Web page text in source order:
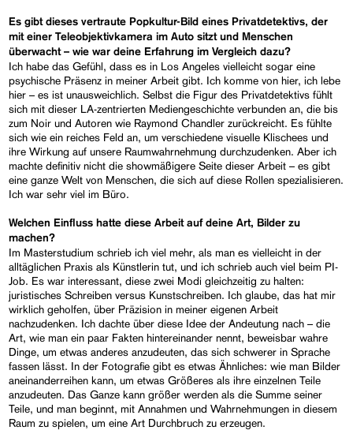
Es gibt dieses vertraute Popkultur-Bild eines Privatdetektivs, der
mit einer Teleobjektivkamera im Auto sitzt und Menschen
überwacht – wie war deine Erfahrung im Vergleich dazu?
Ich habe das Gefühl, dass es in Los Angeles vielleicht sogar eine
psychische Präsenz in meiner Arbeit gibt. Ich komme von hier, ich lebe
hier – es ist unausweichlich. Selbst die Figur des Privatdetektivs fühlt
sich mit dieser LA-zentrierten Mediengeschichte verbunden an, die bis
zum Noir und Autoren wie Raymond Chandler zurückreicht. Es fühlte
sich wie ein reiches Feld an, um verschiedene visuelle Klischees und
ihre Wirkung auf unsere Raumwahrnehmung durchzudenken. Aber ich
machte definitiv nicht die showmäßigere Seite dieser Arbeit – es gibt
eine ganze Welt von Menschen, die sich auf diese Rollen spezialisieren.
Ich war sehr viel im Büro.
Welchen Einfluss hatte diese Arbeit auf deine Art, Bilder zu
machen?
Im Masterstudium schrieb ich viel mehr, als man es vielleicht in der
alltäglichen Praxis als Künstlerin tut, und ich schrieb auch viel beim PI-
Job. Es war interessant, diese zwei Modi gleichzeitig zu halten:
juristisches Schreiben versus Kunstschreiben. Ich glaube, das hat mir
wirklich geholfen, über Präzision in meiner eigenen Arbeit
nachzudenken. Ich dachte über diese Idee der Andeutung nach – die
Art, wie man ein paar Fakten hintereinander nennt, beweisbar wahre
Dinge, um etwas anderes anzudeuten, das sich schwerer in Sprache
fassen lässt. In der Fotografie gibt es etwas Ähnliches: wie man Bilder
aneinanderreihen kann, um etwas Größeres als ihre einzelnen Teile
anzudeuten. Das Ganze kann größer werden als die Summe seiner
Teile, und man beginnt, mit Annahmen und Wahrnehmungen in diesem
Raum zu spielen, um eine Art Durchbruch zu erzeugen.